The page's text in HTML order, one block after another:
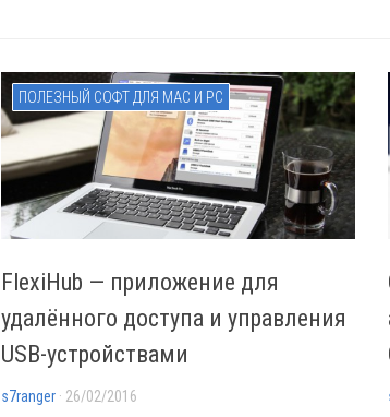
ПОЛЕЗНЫЙ СОФТ ДЛЯ MAC И PC
FlexiHub — приложение для
удалённого доступа и управления
USB-устройствами
s7ranger · 26/02/2016